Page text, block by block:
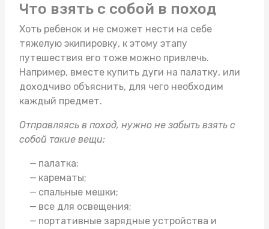
Что взять с собой в поход
Хоть ребенок и не сможет нести на себе
тяжелую экипировку, к этому этапу
путешествия его тоже можно привлечь.
Например, вместе купить дуги на палатку, или
доходчиво объяснить, для чего необходим
каждый предмет.
Отправляясь в поход, нужно не забыть взять с
собой такие вещи:
палатка;
карематы;
спальные мешки;
все для освещения;
портативные зарядные устройства и